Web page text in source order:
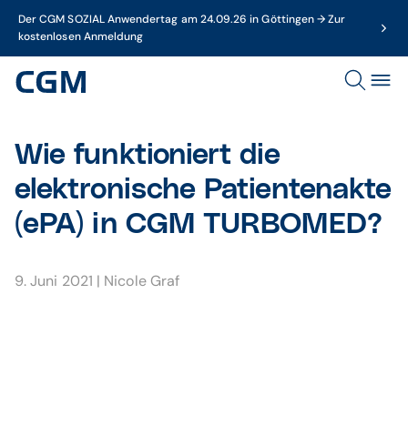
Der CGM SOZIAL Anwendertag am 24.09.26 in Göttingen → Zur
kostenlosen Anmeldung
Wie funktioniert die
elektronische Patientenakte
(ePA) in CGM TURBOMED?
9. Juni 2021 | Nicole Graf